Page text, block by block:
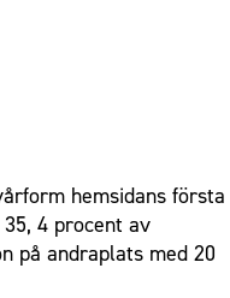
miljön
hemsidans första
4 procent av
på andraplats med 20